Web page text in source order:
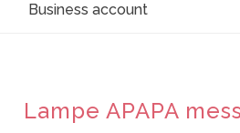
Business account
Lampe APAPA